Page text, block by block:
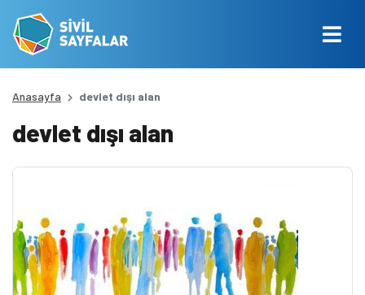
Anasayfa devlet dışı alan
devlet dışı alan